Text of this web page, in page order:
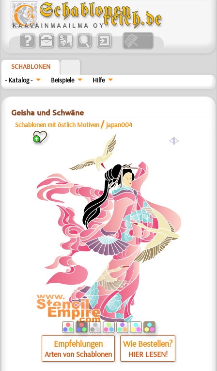
SCHABLONEN
- Katalog -
Beispiele Hilfe
Geisha und Schwäne
Schablonen mit östlich Motiven / japan004
a
Empfehlungen
Arten von Schablonen
Wie Bestellen?
HIER LESEN!